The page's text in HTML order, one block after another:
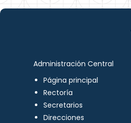
Administración Central
Página principal
Rectoría
Secretarios
Direcciones